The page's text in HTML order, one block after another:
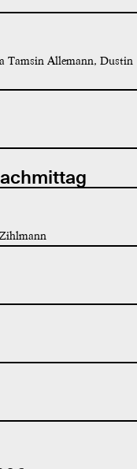
Tamsin Allemann, Dustin